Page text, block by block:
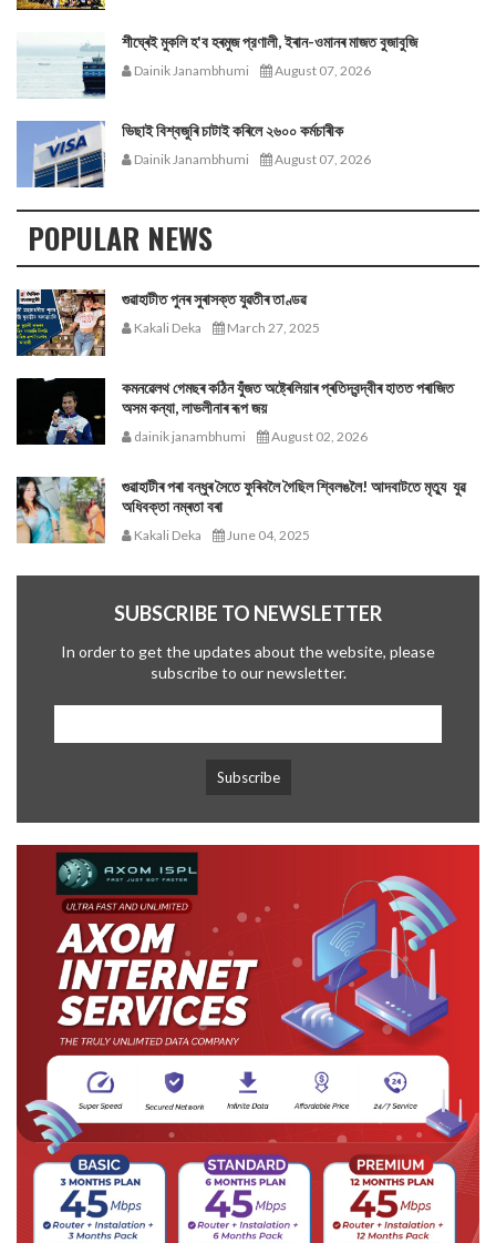
শীঘ্ৰেই মুকলি হ'ব হৰমুজ প্রণালী, ইৰান-ওমানৰ মাজত বুজাবুজি
Dainik Janambhumi August 07, 2026
ভিছাই বিশ্বজুৰি চাটাই কৰিলে ২৬০০ কৰ্মচাৰীক
Dainik Janambhumi August 07, 2026
POPULAR NEWS
গুৱাহাটীত পুনৰ সুৰাসক্ত যুৱতীৰ তাণ্ডৱ
Kakali Deka March 27, 2025
কমনৱেলথ গেমছৰ কঠিন যুঁজত অষ্ট্ৰেলিয়াৰ প্ৰতিদ্বন্দ্বীৰ হাতত পৰাজিত
অসম কন্যা, লাভলীনাৰ ৰূপ জয়
dainik janambhumi August 02, 2026
গুৱাহাটীৰ পৰা বন্ধুৰ সৈতে ফুৰিবলৈ গৈছিল শ্বিলঙলৈ! আদবাটতে মৃত্যু যুৱ
অধিবক্তা নম্ৰতা বৰা
Kakali Deka June 04, 2025
SUBSCRIBE TO NEWSLETTER
In order to get the updates about the website, please
subscribe to our newsletter.